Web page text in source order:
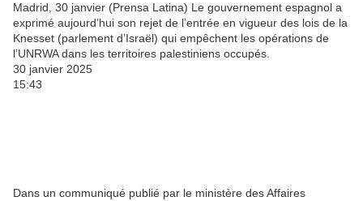
Madrid, 30 janvier (Prensa Latina) Le gouvernement espagnol a
exprimé aujourd’hui son rejet de l’entrée en vigueur des lois de la
Knesset (parlement d’Israël) qui empêchent les opérations de
l’UNRWA dans les territoires palestiniens occupés.
30 janvier 2025
15:43
Dans un communiqué publié par le ministère des Affaires